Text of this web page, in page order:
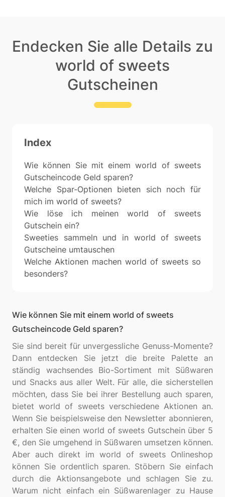
Endecken Sie alle Details zu
world of sweets
Gutscheinen
Index
Wie können Sie mit einem world of sweets
Gutscheincode Geld sparen?
Welche Spar-Optionen bieten sich noch für
mich im world of sweets?
Wie löse ich meinen world of sweets
Gutschein ein?
Sweeties sammeln und in world of sweets
Gutscheine umtauschen
Welche Aktionen machen world of sweets so
besonders?
Wie können Sie mit einem world of sweets
Gutscheincode Geld sparen?
Sie sind bereit für unvergessliche Genuss-Momente?
Dann entdecken Sie jetzt die breite Palette an
ständig wachsendes Bio-Sortiment mit Süßwaren
und Snacks aus aller Welt. Für alle, die sicherstellen
möchten, dass Sie bei ihrer Bestellung auch sparen,
bietet world of sweets verschiedene Aktionen an.
Wenn Sie beispielsweise den Newsletter abonnieren,
erhalten Sie einen world of sweets Gutschein über 5
€, den Sie umgehend in Süßwaren umsetzen können.
Aber auch direkt im world of sweets Onlineshop
können Sie ordentlich sparen. Stöbern Sie einfach
durch die Aktionsangebote und schlagen Sie zu.
Warum nicht einfach ein Süßwarenlager zu Hause